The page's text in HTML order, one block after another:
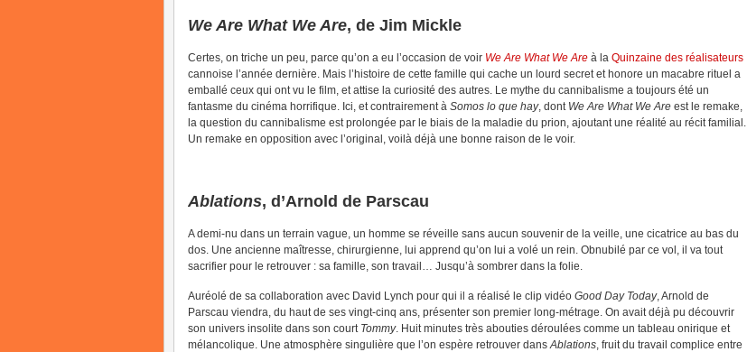
We Are What We Are, de Jim Mickle
Certes, on triche un peu, parce qu’on a eu l’occasion de voir We Are What We Are à la Quinzaine des réalisateurs
cannoise l’année dernière. Mais l’histoire de cette famille qui cache un lourd secret et honore un macabre rituel a
emballé ceux qui ont vu le film, et attise la curiosité des autres. Le mythe du cannibalisme a toujours été un
fantasme du cinéma horrifique. Ici, et contrairement à Somos lo que hay, dont We Are What We Are est le remake,
la question du cannibalisme est prolongée par le biais de la maladie du prion, ajoutant une réalité au récit familial.
Un remake en opposition avec l’original, voilà déjà une bonne raison de le voir.
Ablations, d’Arnold de Parscau
A demi-nu dans un terrain vague, un homme se réveille sans aucun souvenir de la veille, une cicatrice au bas du
dos. Une ancienne maîtresse, chirurgienne, lui apprend qu’on lui a volé un rein. Obnubilé par ce vol, il va tout
sacrifier pour le retrouver : sa famille, son travail… Jusqu’à sombrer dans la folie.
Auréolé de sa collaboration avec David Lynch pour qui il a réalisé le clip vidéo Good Day Today, Arnold de
Parscau viendra, du haut de ses vingt-cinq ans, présenter son premier long-métrage. On avait déjà pu découvrir
son univers insolite dans son court Tommy. Huit minutes très abouties déroulées comme un tableau onirique et
mélancolique. Une atmosphère singulière que l’on espère retrouver dansAblations, fruit du travail complice entre